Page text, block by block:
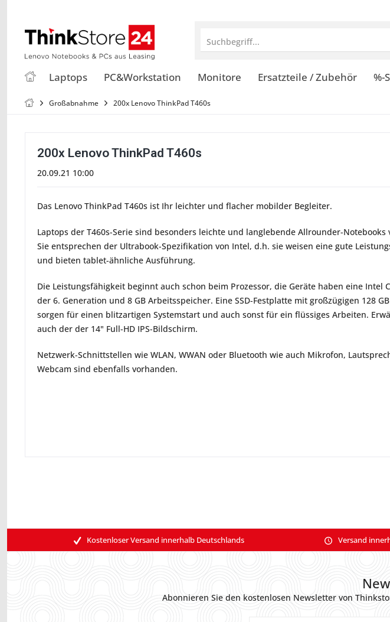
Suchbegriff...
Laptops PC&Workstation Monitore Ersatzteile / Zubehör %-
Großabnahme 200x Lenovo ThinkPad T460s
200x Lenovo ThinkPad T460s
20.09.21 10:00
Das Lenovo ThinkPad T460s ist Ihr leichter und flacher mobilder Begleiter.
Laptops der T460s-Serie sind besonders leichte und langlebende Allrounder-Notebooks
Sie entsprechen der Ultrabook-Spezifikation von Intel, d.h. sie weisen eine gute
und bieten tablet-ähnliche Ausführung.
Die Leistungsfähigkeit beginnt auch schon beim Prozessor, die Geräte haben eine Intel
der 6. Generation und 8 GB Arbeitsspeicher. Eine SSD-Festplatte mit großzügigen 128
sorgen für einen blitzartigen Systemstart und auch sonst für ein flüssiges Arbeiten.
auch der der 14" Full-HD IPS-Bildschirm.
Netzwerk-Schnittstellen wie WLAN, WWAN oder Bluetooth wie auch Mikrofon,
Webcam sind ebenfalls vorhanden.
Kostenloser Versand innerhalb Deutschlands Versand
Abonnieren Sie den kostenlosen Newsletter von